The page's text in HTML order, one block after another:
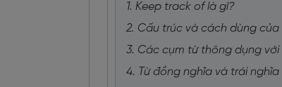
1. Keep track of là gì?
2. Cấu trúc và cách dùng
3. Các cụm từ thông dụng
4. Từ đồng nghĩa và trái